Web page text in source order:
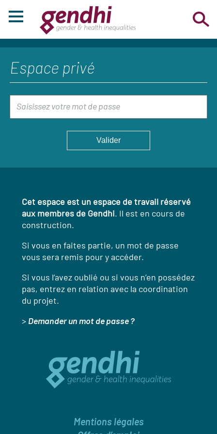
Espace privé
Cet espace est un espace de travail réservé
aux membres de Gendhi. Il est en cours de
construction.
Si vous en faites partie, un mot de passe
vous sera remis pour y accéder.
Si vous l’avez oublié ou si vous n’en possédez
pas, entrez en relation avec la coordination
du projet.
> Demander un mot de passe ?
Mentions légales